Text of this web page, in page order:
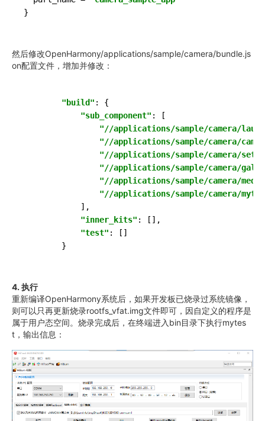
然后修改OpenHarmony/applications/sample/camera/bundle.js
on配置文件，增加并修改：
"build" : {
"sub_component" : [
"//applications/sample/camera/
"//applications/sample/camera/
"//applications/sample/camera/
"//applications/sample/camera/
"//applications/sample/camera/
"//applications/sample/camera/
            ],
"inner_kits" : [],
"test" : []
4. 执行
重新编译OpenHarmony系统后，如果开发板已烧录过系统镜像，
则可以只再更新烧录rootfs_vfat.img文件即可，因自定义的程序是
属于用户态空间。烧录完成后，在终端进入bin目录下执行mytes
t，输出信息：